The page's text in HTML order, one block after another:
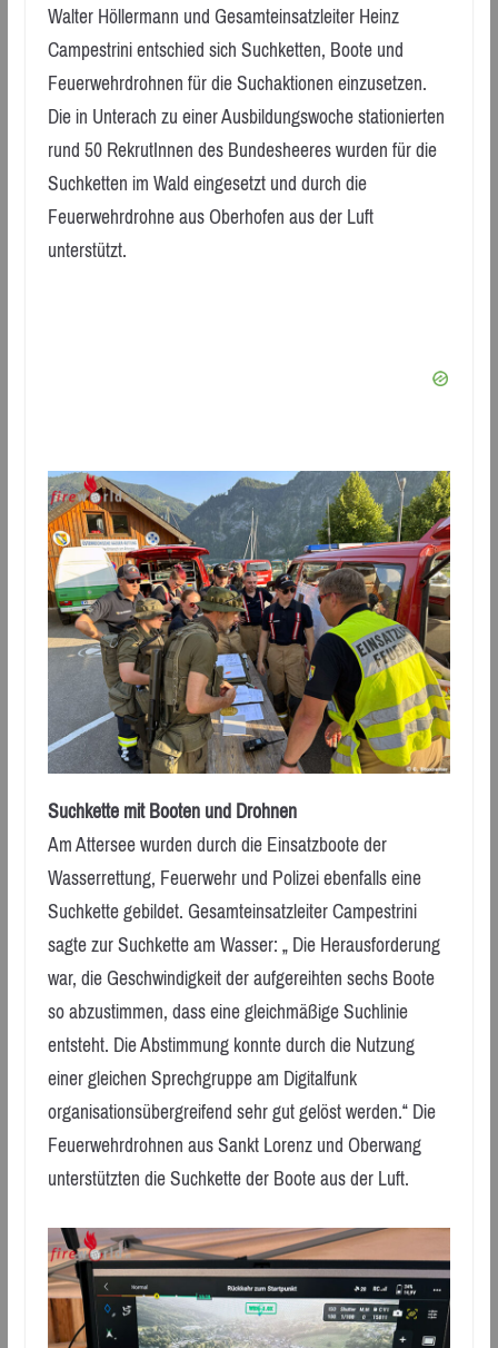
Walter Höllermann und Gesamteinsatzleiter Heinz
Campestrini entschied sich Suchketten, Boote und
Feuerwehrdrohnen für die Suchaktionen einzusetzen.
Die in Unterach zu einer Ausbildungswoche stationierten
rund 50 RekrutInnen des Bundesheeres wurden für die
Suchketten im Wald eingesetzt und durch die
Feuerwehrdrohne aus Oberhofen aus der Luft
unterstützt.
Suchkette mit Booten und Drohnen
Am Attersee wurden durch die Einsatzboote der
Wasserrettung, Feuerwehr und Polizei ebenfalls eine
Suchkette gebildet. Gesamteinsatzleiter Campestrini
sagte zur Suchkette am Wasser: „ Die Herausforderung
war, die Geschwindigkeit der aufgereihten sechs Boote
so abzustimmen, dass eine gleichmäßige Suchlinie
entsteht. Die Abstimmung konnte durch die Nutzung
einer gleichen Sprechgruppe am Digitalfunk
organisationsübergreifend sehr gut gelöst werden.“ Die
Feuerwehrdrohnen aus Sankt Lorenz und Oberwang
unterstützten die Suchkette der Boote aus der Luft.